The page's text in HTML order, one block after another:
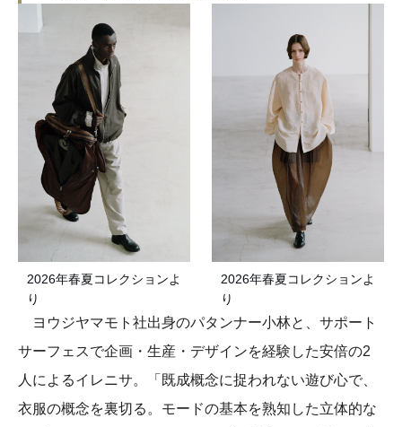
2026年春夏コレクションよ
り
2026年春夏コレクションよ
り
ヨウジヤマモト社出身のパタンナー小林と、サポート
サーフェスで企画・生産・デザインを経験した安倍の2
人によるイレニサ。「既成概念に捉われない遊び心で、
衣服の概念を裏切る。モードの基本を熟知した立体的な